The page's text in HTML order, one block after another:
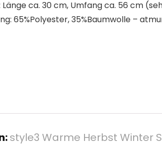
Länge ca. 30 cm, Umfang ca. 56 cm
65%Polyester, 35%Baumwolle –
style3 Warme Herbst Winter